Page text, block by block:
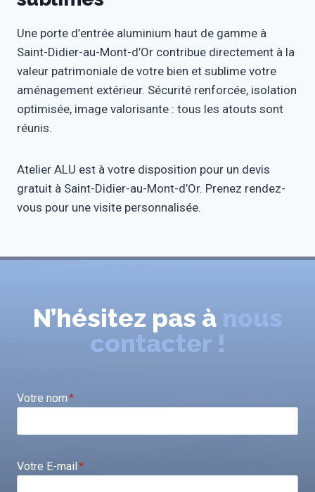
Une porte d’entrée aluminium haut de gamme à
Saint-Didier-au-Mont-d’Or contribue directement à la
valeur patrimoniale de votre bien et sublime votre
aménagement extérieur. Sécurité renforcée, isolation
optimisée, image valorisante : tous les atouts sont
réunis.
Atelier ALU est à votre disposition pour un devis
gratuit à Saint-Didier-au-Mont-d’Or. Prenez rendez-
vous pour une visite personnalisée.
N’hésitez pas à nous
contacter !
Votre nom*
Votre E-mail*